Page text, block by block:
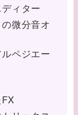
ィター
微分音オ
ペジエー